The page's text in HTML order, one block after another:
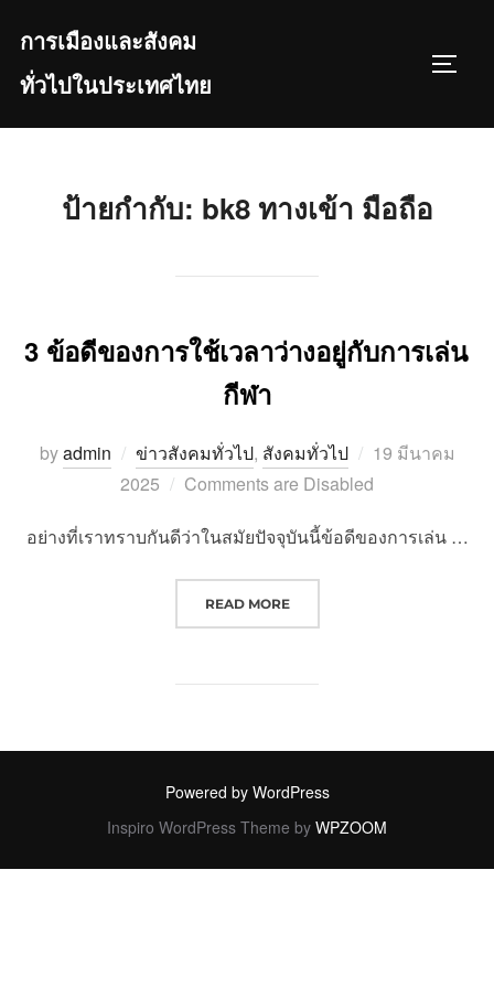
content
การเมืองและสังคม
ทั่วไปในประเทศไทย
ป้ายกำกับ: bk8 ทางเข้า มือถือ
3 ข้อดีของการใช้เวลาว่างอยู่กับการเล่น
กีฬา
byadmin ข่าวสังคมทั่วไป, สังคมทั่วไป
Posted
on
19 มีนาคม
2025
Comments are Disabled
อย่างที่เราทราบกันดีว่าในสมัยปัจจุบันนี้ข้อดีของการเล่น …
READ MORE“3 ข้อดีของการใช้เวลาว่างอยู่กับกา
Powered by WordPress
Inspiro WordPress Theme by WPZOOM